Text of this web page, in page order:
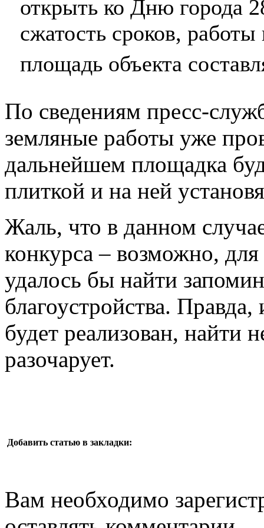
открыть ко Дню города
сжатость сроков,
площадь объекта
По сведениям пресс-
земляные работы уже
дальнейшем площадка
плиткой и на ней
Жаль, что в данном
конкурса – возможно, для
удалось бы найти
благоустройства.
будет реализован, найти
разочарует.
Добавить статью в закладки:
Вам необходимо